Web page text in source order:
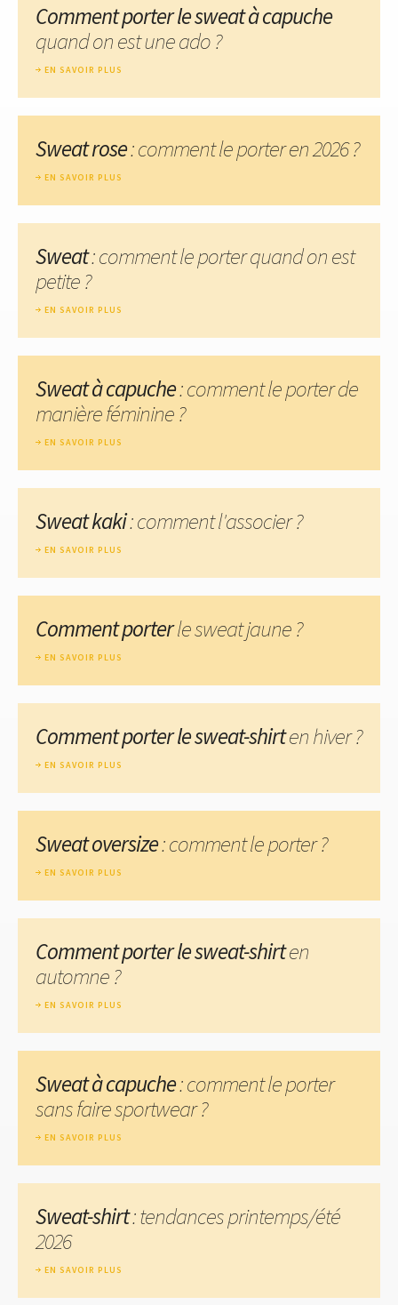
Comment porter le sweat à capuche
quand on est une ado ?
EN SAVOIR PLUS
Sweat rose: comment le porter en 2026 ?
EN SAVOIR PLUS
Sweat: comment le porter quand on est
petite ?
EN SAVOIR PLUS
Sweat à capuche: comment le porter de
manière féminine ?
EN SAVOIR PLUS
Sweat kaki: comment l'associer ?
EN SAVOIR PLUS
Comment porterle sweat jaune ?
EN SAVOIR PLUS
Comment porter le sweat-shirten hiver ?
EN SAVOIR PLUS
Sweat oversize: comment le porter ?
EN SAVOIR PLUS
Comment porter le sweat-shirten
automne ?
EN SAVOIR PLUS
Sweat à capuche: comment le porter
sans faire sportwear ?
EN SAVOIR PLUS
Sweat-shirt: tendances printemps/été
2026
EN SAVOIR PLUS